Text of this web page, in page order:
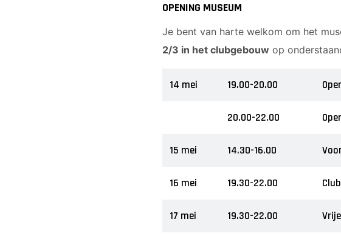
OPENING MUSEUM
Je bent van harte welkom om het
2/3 in het clubgebouw op
14 mei 19.00-20.00
20.00-22.00
15 mei 14.30-16.00
16 mei 19.30-22.00
17 mei 19.30-22.00